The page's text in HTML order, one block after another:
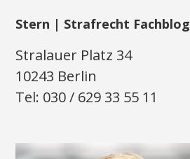
Stern | Strafrecht Fachblog
Stralauer Platz 34
10243 Berlin
Tel: 030 / 629 33 55 11